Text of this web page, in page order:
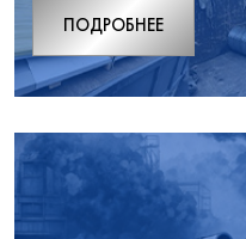
ПОДРОБНЕЕ